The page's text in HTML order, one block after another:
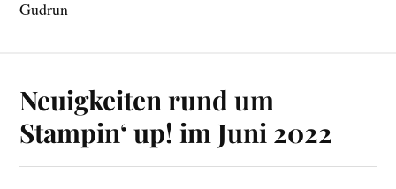
Gudrun
Neuigkeiten rund um
Stampin‘ up! im Juni 2022